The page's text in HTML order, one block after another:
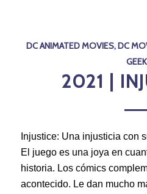
DC ANIMATED MOVIES,DC
GEEK
2021 |
Injustice: Una injusticia con
El juego es una joya en
historia. Los cómics
acontecido. Le dan mucho